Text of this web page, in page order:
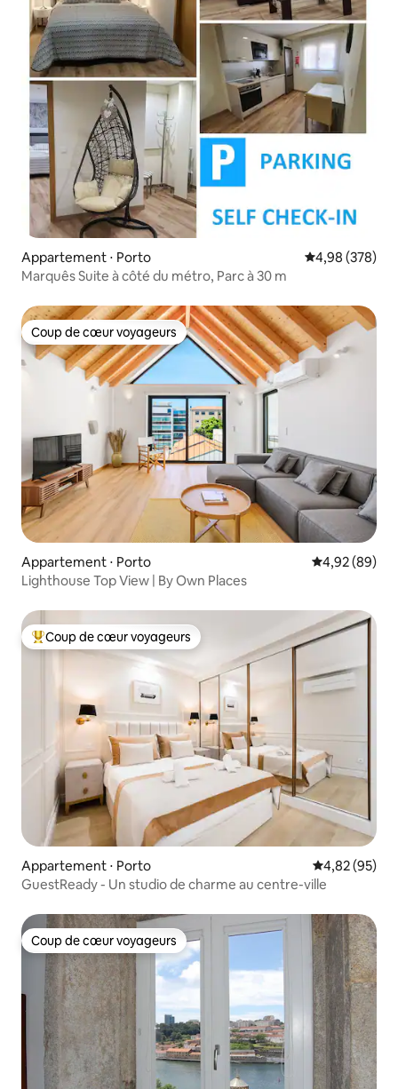
Appartement ⋅ Porto Évaluation
4,98 (378)
Marquês Suite à côté du métro, Parc à 30 m
Coup de cœur voyageurs
Coup de cœur voyageurs
Appartement ⋅ Porto Évaluation
4,92 (89)
Lighthouse Top View | By Own Places
Coups de cœur voyageurs les plus appréciés
Coup de cœur voyageurs
Appartement ⋅ Porto Évaluation
4,82 (95)
GuestReady - Un studio de charme au centre-ville
Coup de cœur voyageurs
Coup de cœur voyageurs